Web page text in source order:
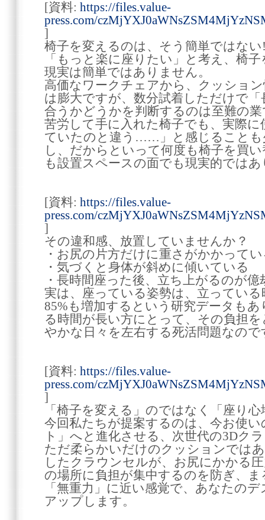
[資料: https://files.value-
press.com/
]
椅子を変えるのは、そう簡単ではない
「もっと楽に座りたい」と考え、椅
現実は簡単ではありません。
高価なワークチェアから、クッショ
は膨大ですが、数分試着しただけで
合うかどうかを判断するのは至難の
苦労して手に入れた椅子でも、実際
ていたのと違う……」と感じることも
し、だからといって何度も椅子を買
も設置スペースの面でも現実的では
[資料: https://files.value-
press.com/
]
その違和感、放置していませんか？
・お尻の片方だけに重さがかかって
・気づくと身体が斜めに傾いている
・長時間座った後、立ち上がるのが億
実は、座っている姿勢は、立ってい
85%も増加するという研究データも
る時間が長い方にとって、その負担
やかな日々を左右する死活問題なので
[資料: https://files.value-
press.com/
]
「椅子を変える」のではなく「座り
今回私たちが提案するのは、今お使
ト」へと進化させる、次世代の3Dク
ただ柔らかいだけのクッションでは
したクラウンセルが、お尻にかかる
の場所に負担が集中するのを防ぎ、
「無重力」に近い感覚で、あなたの
アップします。